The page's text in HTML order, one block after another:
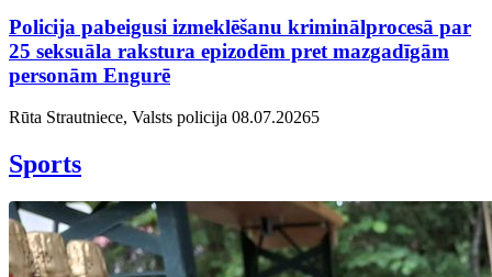
Policija pabeigusi izmeklēšanu kriminālprocesā par
25 seksuāla rakstura epizodēm pret mazgadīgām
personām Engurē
Rūta Strautniece, Valsts policija 08.07.20265
Sports